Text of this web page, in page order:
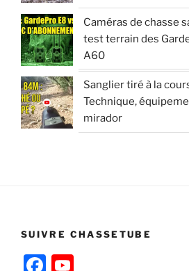
Caméras de chasse
test terrain des
A60
Sanglier tiré à la
Technique,
mirador
SUIVRE CHASSETUBE
F